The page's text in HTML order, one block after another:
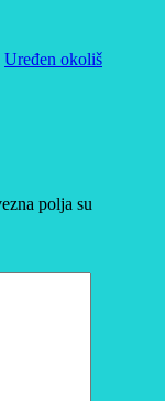
Uređen okoliš
polja su